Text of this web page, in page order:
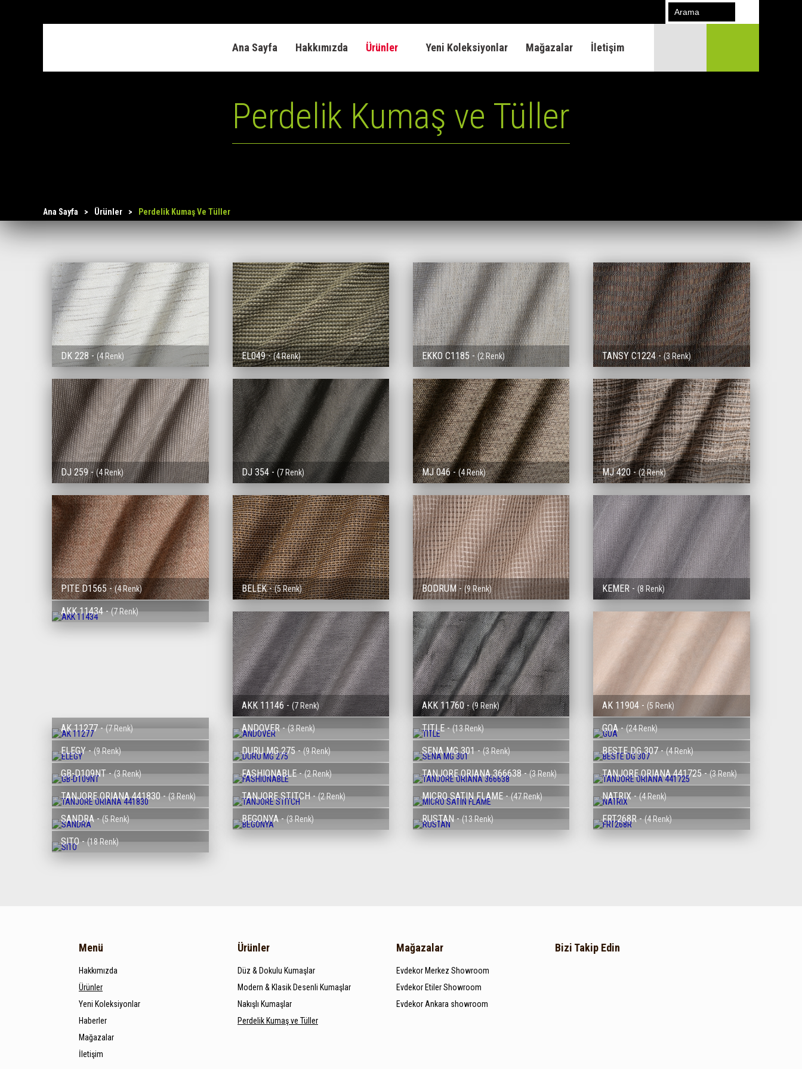
Ana Sayfa Hakkımızda Ürünler Yeni Koleksiyonlar Mağazalar İletişim
Perdelik Kumaş ve Tüller
Ana Sayfa > Ürünler > Perdelik Kumaş Ve Tüller
DK 228 - (4 Renk) EL049 -(4 Renk) EKKO C1185 -(2 Renk) TANSY C1224 -(3 Renk)
DJ 259 -(4 Renk) DJ 354 - (7 Renk) MJ 046 - (4 Renk) MJ 420 -(2 Renk)
PITE D1565 -(4 Renk) BELEK -(5 Renk) BODRUM -(9 Renk) KEMER -(8 Renk)
AKK 11434 -(7 Renk)
AKK 11146 - (7 Renk) AKK 11760 -(9 Renk) AK 11904 - (5 Renk)
AK 11277 -(7 Renk) ANDOVER -(3 Renk) TITLE -(13 Renk) GOA -(24 Renk)
ELEGY -(9 Renk) DURU MG 275 -(9 Renk) SENA MG 301 -(3 Renk) BESTE DG 307 -(4 Renk)
GB-D109NT -(3 Renk) FASHIONABLE -(2 Renk) TANJORE ORIANA 366638 -(3 Renk) TANJORE ORIANA 441725 -(3 Renk)
TANJORE ORIANA 441830 -(3 Renk) TANJORE STITCH -(2 Renk) MICRO SATIN FLAME -(47 Renk) NATRIX -(4 Renk)
SANDRA -(5 Renk) BEGONYA -(3 Renk) RUSTAN -(13 Renk) FRT268R -(4 Renk)
SITO -(18 Renk)
Menü
Hakkımızda
Ürünler
Yeni Koleksiyonlar
Haberler
Mağazalar
İletişim
Ürünler
Düz & Dokulu Kumaşlar
Modern & Klasik Desenli Kumaşlar
Nakışlı Kumaşlar
Perdelik Kumaş ve Tüller
Mağazalar
Evdekor Merkez Showroom
Evdekor Etiler Showroom
Evdekor Ankara showroom
Bizi Takip Edin